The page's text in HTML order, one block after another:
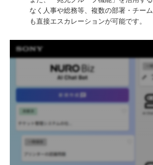
なく人事や総務等、複数の部署・チー
も直接エスカレーションが可能です。